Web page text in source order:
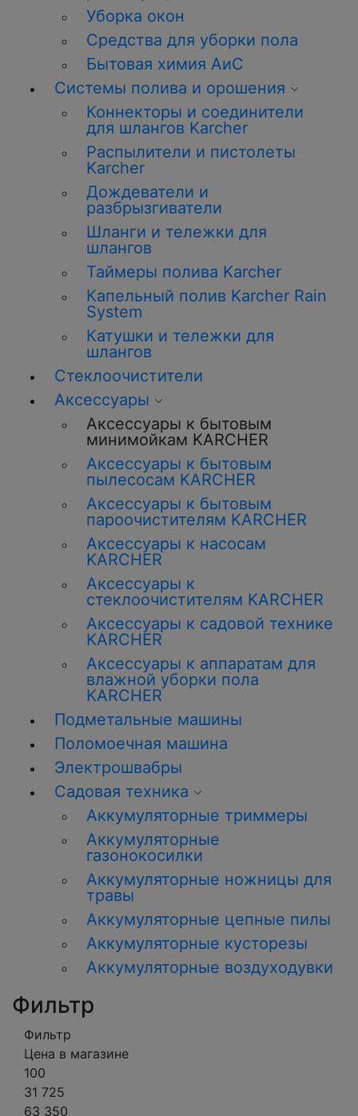
Уборка окон
Средства для уборки пола
Бытовая химия АиС
Системы полива и орошения
Коннекторы и соединители
для шлангов Karcher
Распылители и пистолеты
Karcher
Дождеватели и
разбрызгиватели
Шланги и тележки для
шлангов
Таймеры полива Karcher
Капельный полив Karcher Rain
System
Катушки и тележки для
шлангов
Стеклоочистители
Аксессуары
Аксессуары к бытовым
минимойкам KARCHER
Аксессуары к бытовым
пылесосам KARCHER
Аксессуары к бытовым
пароочистителям KARCHER
Аксессуары к насосам
KARCHER
Аксессуары к
стеклоочистителям KARCHER
Аксессуары к садовой технике
KARCHER
Аксессуары к аппаратам для
влажной уборки пола
KARCHER
Подметальные машины
Поломоечная машина
Электрошвабры
Садовая техника
Аккумуляторные триммеры
Аккумуляторные
газонокосилки
Аккумуляторные ножницы для
травы
Аккумуляторные цепные пилы
Аккумуляторные кусторезы
Аккумуляторные воздуходувки
Фильтр
Фильтр
Цена в магазине
100
31 725
63 350